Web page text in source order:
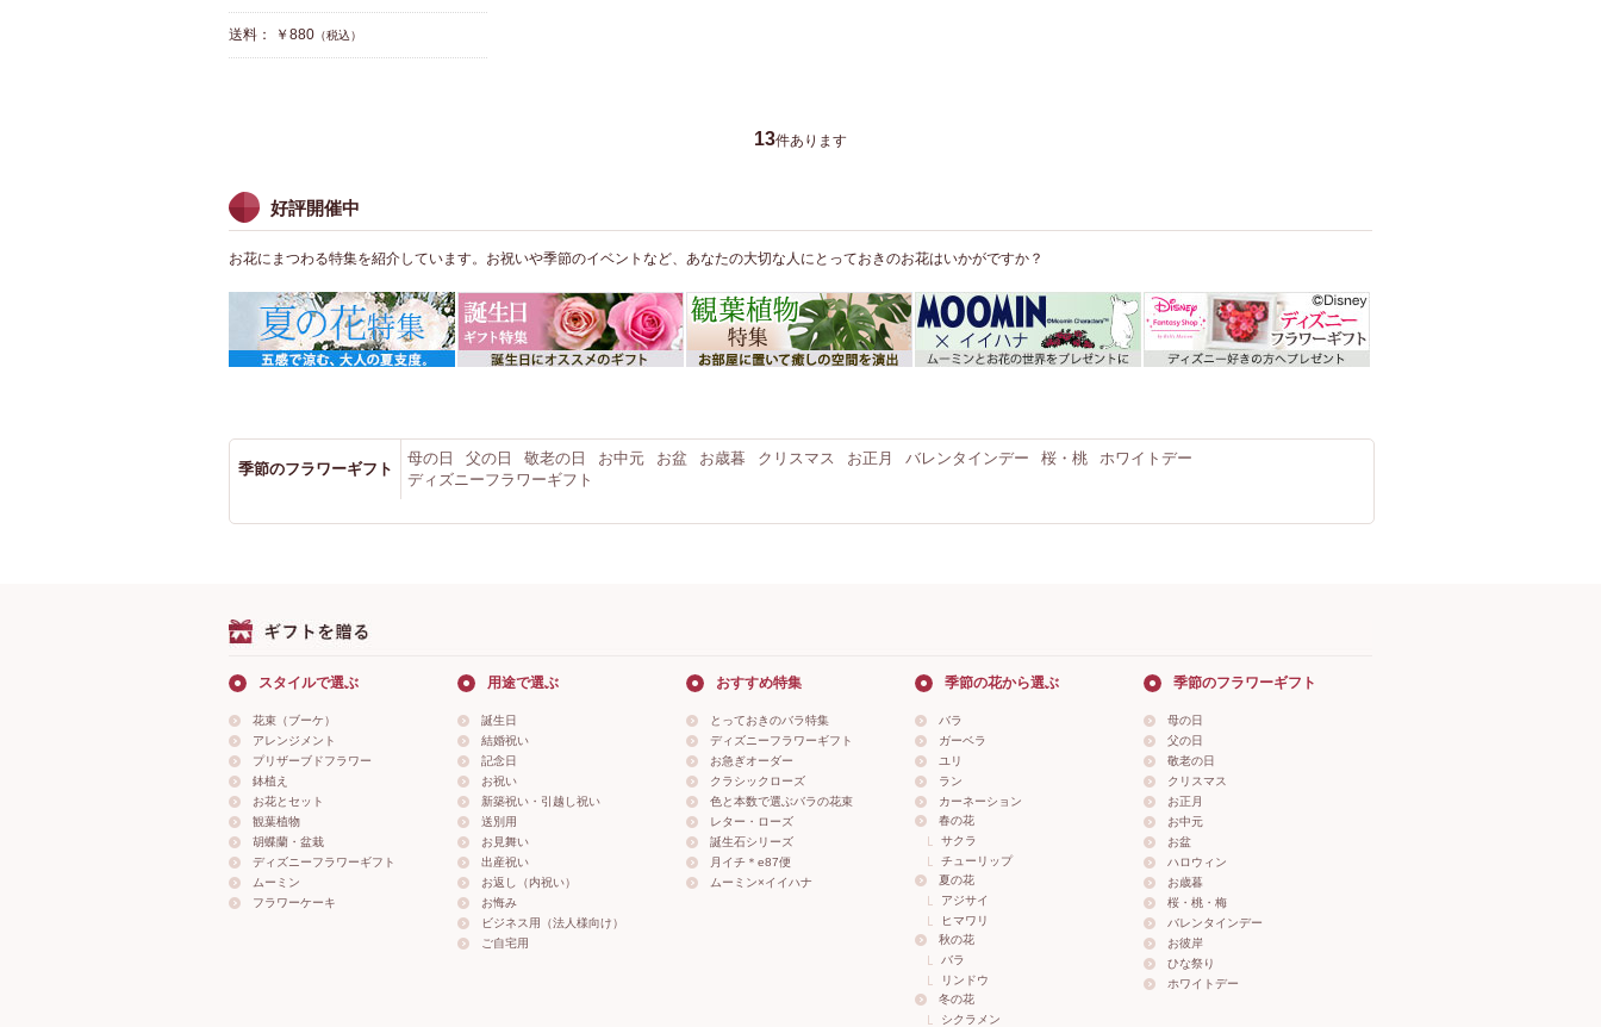
送料： ￥880 （税込）
13件あります
好評開催中
お花にまつわる特集を紹介しています。お祝いや季節のイベントなど、あなたの大切な人にとっておきのお花はいかがですか？
季節のフラワーギフト
母の日 父の日 敬老の日 お中元 お盆 お歳暮 クリスマス お正月 バレンタインデー 桜・桃
ホワイトデー
ディズニーフラワーギフト
スタイルで選ぶ
花束（ブーケ）
アレンジメント
プリザーブドフラワー
鉢植え
お花とセット
観葉植物
胡蝶蘭・盆栽
ディズニーフラワーギフト
ムーミン
フラワーケーキ
用途で選ぶ
誕生日
結婚祝い
記念日
お祝い
新築祝い・引越し祝い
送別用
お見舞い
出産祝い
お返し（内祝い）
お悔み
ビジネス用（法人様向け）
ご自宅用
おすすめ特集
とっておきのバラ特集
ディズニーフラワーギフト
お急ぎオーダー
クラシックローズ
色と本数で選ぶバラの花束
レター・ローズ
誕生石シリーズ
月イチ＊e87便
ムーミン×イイハナ
季節の花から選ぶ
バラ
ガーベラ
ユリ
ラン
カーネーション
春の花
サクラ
チューリップ
夏の花
アジサイ
ヒマワリ
秋の花
バラ
リンドウ
冬の花
シクラメン
季節のフラワーギフト
母の日
父の日
敬老の日
クリスマス
お正月
お中元
お盆
ハロウィン
お歳暮
桜・桃・梅
バレンタインデー
お彼岸
ひな祭り
ホワイトデー